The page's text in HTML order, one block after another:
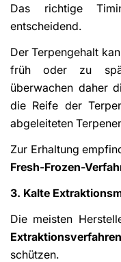
Das richtige
entscheidend.
Der Terpengehalt
früh oder zu
überwachen daher
die Reife der
abgeleiteten
Zur Erhaltung
Fresh-Frozen-
3. Kalte
Die meisten
Extraktionsverfahren
schützen.